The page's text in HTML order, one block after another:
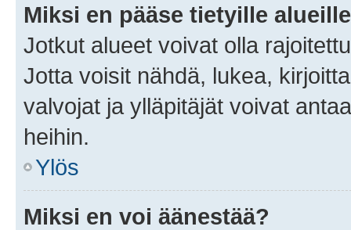
Miksi en pääse tietyille
Jotkut alueet voivat olla
Jotta voisit nähdä, lukea,
valvojat ja ylläpitäjät voivat
heihin.
Ylös
Miksi en voi äänestää?